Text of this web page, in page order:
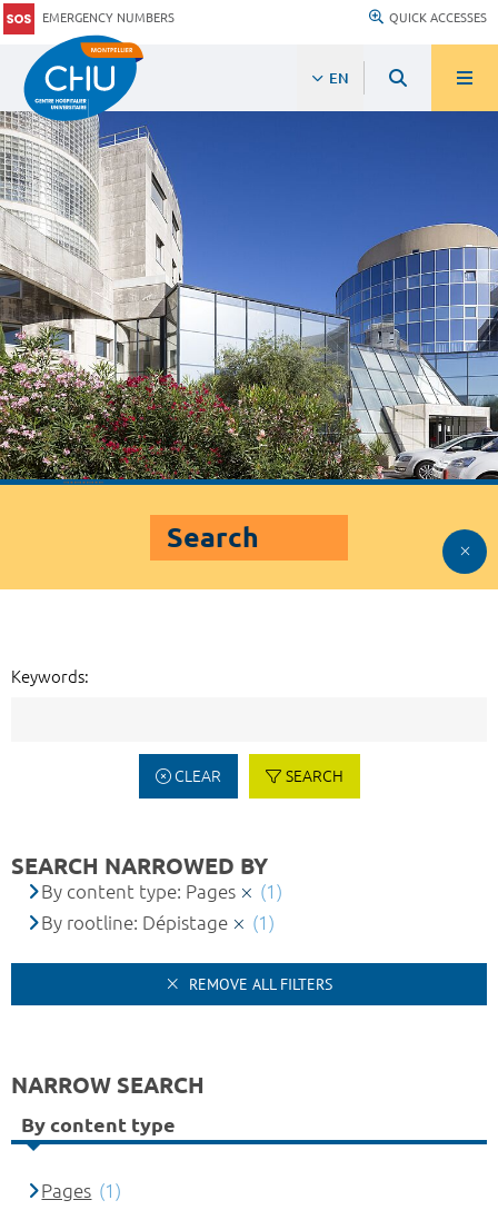
EMERGENCY NUMBERS QUICK ACCESSES
EN
Search
Keywords:
CLEAR SEARCH
SEARCH NARROWED BY
By content type: Pages
(1)
By rootline: Dépistage
(1)
REMOVE ALL FILTERS
NARROW SEARCH
By content type
Pages (1)